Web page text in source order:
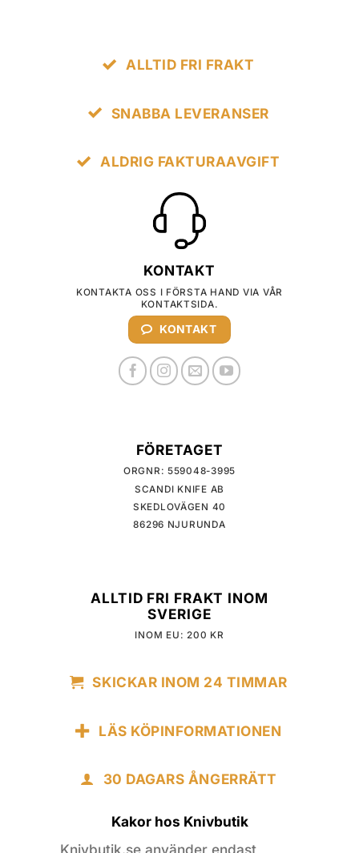
ALLTID FRI FRAKT
SNABBA LEVERANSER
ALDRIG FAKTURAAVGIFT
KONTAKT
KONTAKTA OSS I FÖRSTA HAND VIA VÅR
KONTAKTSIDA.
KONTAKT
FÖRETAGET
ORGNR: 559048-3995
SCANDI KNIFE AB
SKEDLOVÄGEN 40
86296 NJURUNDA
ALLTID FRI FRAKT INOM
SVERIGE
INOM EU: 200 KR
SKICKAR INOM 24 TIMMAR
LÄS KÖPINFORMATIONEN
30 DAGARS ÅNGERRÄTT
Kakor hos Knivbutik